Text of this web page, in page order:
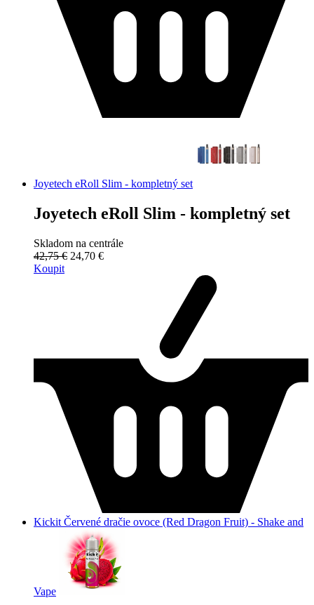
Joyetech eRoll Slim - kompletný set
Joyetech eRoll Slim - kompletný set
Skladom na centrále
42,75 € 24,70 €
Koupit
Kickit Červené dračie ovoce (Red Dragon Fruit) - Shake and
Vape